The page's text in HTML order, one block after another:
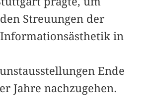
Streuungen der
in
Ende
Jahre nachzugehen.